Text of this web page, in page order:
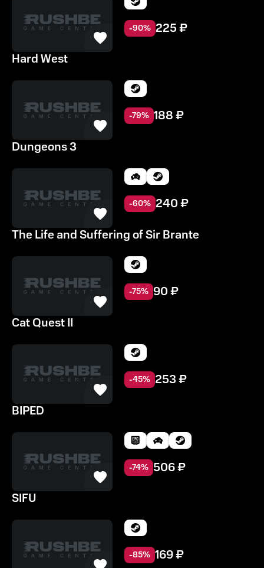
-90% 225₽
Hard West
-79% 188₽
Dungeons 3
-60% 240₽
The Life and Suffering of Sir Brante
-75% 90₽
Cat Quest II
-45% 253₽
BIPED
-74% 506₽
SIFU
-85% 169₽